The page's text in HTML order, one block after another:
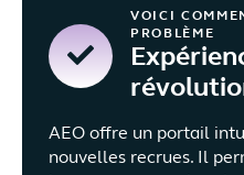
VOICI
PROBLÈME
AEO offre un portail
nouvelles recrues. Il